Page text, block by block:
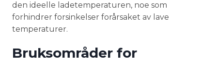
den ideelle ladetemperaturen, noe som
forhindrer forsinkelser forårsaket av lave
temperaturer.
Bruksområder for